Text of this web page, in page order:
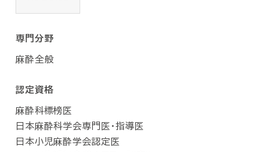
専門分野
麻酔全般
認定資格
麻酔科標榜医
日本麻酔科学会専門医・指導医
日本小児麻酔学会認定医